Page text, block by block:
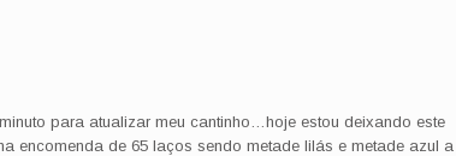
para atualizar meu cantinho…hoje estou deixando este
encomenda de 65 laços sendo metade lilás e metade azul a